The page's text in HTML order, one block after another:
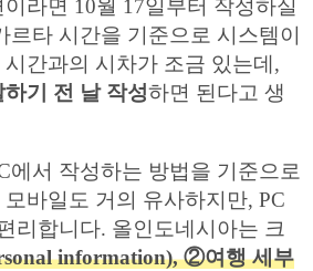
라면 10월 17일부터 작성하실
르타 시간을 기준으로 시스템이
간과의 시차가 조금 있는데,
하기 전 날 작성하면 된다고 생
에서 작성하는 방법을 기준으로
바일도 거의 유사하지만, PC
리합니다. 올인도네시아는 크
information), ②여행 세부